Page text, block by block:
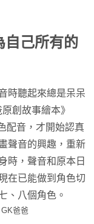
自己所有的
時聽起來總是呆呆
創故事繪本》
配音，才開始認真
聲音的興趣，重新
時，聲音和原本日
在已能做到角色切
、八個角色。
爸爸